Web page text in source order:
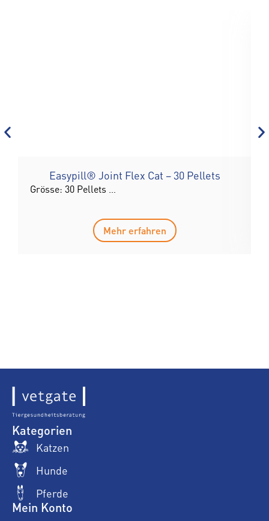
Easypill® Joint Flex Cat – 30 Pellets
Grösse: 30 Pellets …
Mehr erfahren
Kategorien
Katzen
Hunde
Pferde
Mein Konto